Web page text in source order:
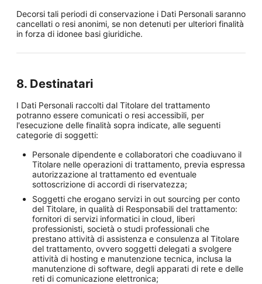
Decorsi tali periodi di conservazione i Dati Personali saranno
cancellati o resi anonimi, se non detenuti per ulteriori finalità
in forza di idonee basi giuridiche.
8. Destinatari
I Dati Personali raccolti dal Titolare del trattamento
potranno essere comunicati o resi accessibili, per
l'esecuzione delle finalità sopra indicate, alle seguenti
categorie di soggetti:
Personale dipendente e collaboratori che coadiuvano il
Titolare nelle operazioni di trattamento, previa espressa
autorizzazione al trattamento ed eventuale
sottoscrizione di accordi di riservatezza;
Soggetti che erogano servizi in out sourcing per conto
del Titolare, in qualità di Responsabili del trattamento:
fornitori di servizi informatici in cloud, liberi
professionisti, società o studi professionali che
prestano attività di assistenza e consulenza al Titolare
del trattamento, ovvero soggetti delegati a svolgere
attività di hosting e manutenzione tecnica, inclusa la
manutenzione di software, degli apparati di rete e delle
reti di comunicazione elettronica;